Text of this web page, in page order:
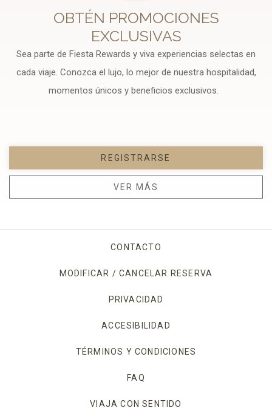
OBTÉN PROMOCIONES
EXCLUSIVAS
Sea parte de Fiesta Rewards y viva experiencias selectas en
cada viaje. Conozca el lujo, lo mejor de nuestra hospitalidad,
momentos únicos y beneficios exclusivos.
REGISTRARSE
VER MÁS
CONTACTO
MODIFICAR / CANCELAR RESERVA
PRIVACIDAD
ACCESIBILIDAD
TÉRMINOS Y CONDICIONES
FAQ
VIAJA CON SENTIDO